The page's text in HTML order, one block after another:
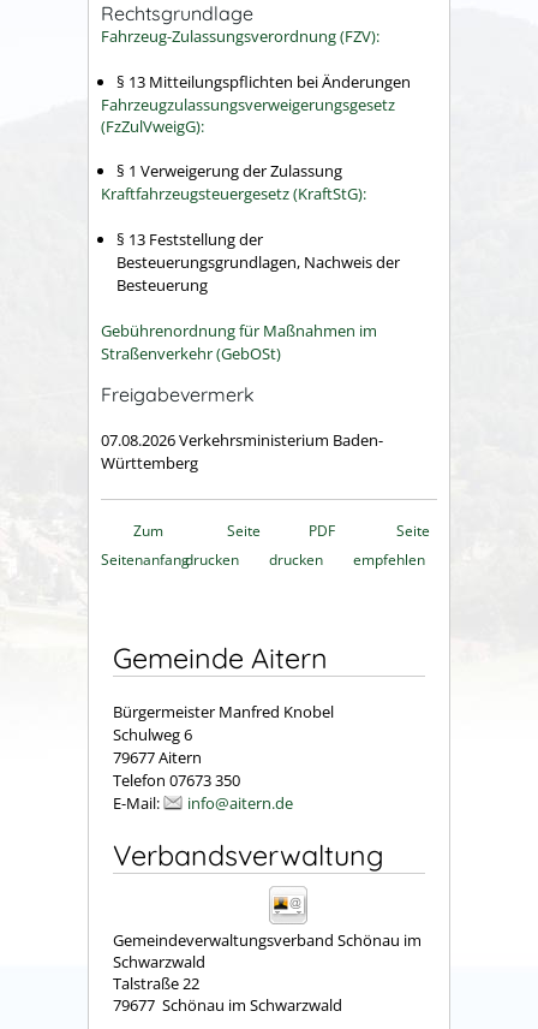
Rechtsgrundlage
Fahrzeug-Zulassungsverordnung (FZV):
§ 13 Mitteilungspflichten bei Änderungen
Fahrzeugzulassungsverweigerungsgesetz
(FzZulVweigG):
§ 1 Verweigerung der Zulassung
Kraftfahrzeugsteuergesetz (KraftStG):
§ 13 Feststellung der
Besteuerungsgrundlagen, Nachweis der
Besteuerung
Gebührenordnung für Maßnahmen im
Straßenverkehr (GebOSt)
Freigabevermerk
07.08.2026 Verkehrsministerium Baden-
Württemberg
Zum
Seitenanfang
Seite
drucken
PDF
drucken
Seite
empfehlen
Gemeinde Aitern
Bürgermeister Manfred Knobel
Schulweg 6
79677 Aitern
Telefon 07673 350
E-Mail:
info@aitern.de
Verbandsverwaltung
Gemeindeverwaltungsverband Schönau im
Schwarzwald
Talstraße 22
79677 Schönau im Schwarzwald